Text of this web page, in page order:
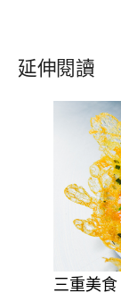
延伸閱讀
三重美